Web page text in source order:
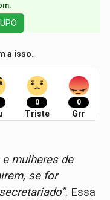
a isso.
0
Triste
0
Grr
mulheres de
se for
. Essa